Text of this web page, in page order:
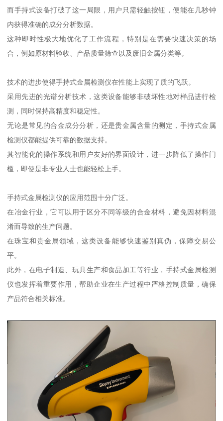
而手持式设备打破了这一局限，用户只需轻触按钮，便能在几秒钟
内获得准确的成分分析数据。
这种即时性极大地优化了工作流程，特别是在需要快速决策的场
合，例如原材料验收、产品质量筛查以及废旧金属分类等。
技术的进步使得手持式金属检测仪在性能上实现了质的飞跃。
采用先进的光谱分析技术，这类设备能够非破坏性地对样品进行检
测，同时保持高精度和稳定性。
无论是常见的合金成分分析，还是贵金属含量的测定，手持式金属
检测仪都能提供可靠的数据支持。
其智能化的操作系统和用户友好的界面设计，进一步降低了操作门
槛，即使是非专业人士也能轻松上手。
手持式金属检测仪的应用范围十分广泛。
在冶金行业，它可以用于区分不同等级的合金材料，避免因材料混
淆而导致的生产问题。
在珠宝和贵金属领域，这类设备能够快速鉴别真伪，保障交易公
平。
此外，在电子制造、玩具生产和食品加工等行业，手持式金属检测
仪也发挥着重要作用，帮助企业在生产过程中严格控制质量，确保
产品符合相关标准。